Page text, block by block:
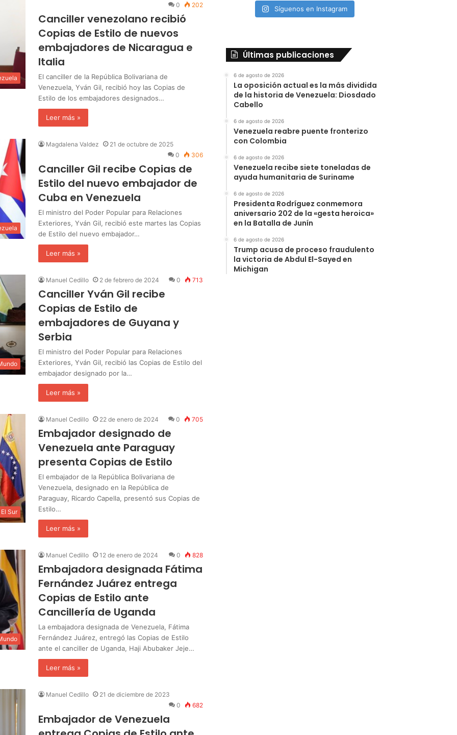
0
202
Canciller venezolano recibió
Copias de Estilo de nuevos
embajadores de Nicaragua e
Italia
El canciller de la República Bolivariana de
Venezuela, Yván Gil, recibió hoy las Copias de
Estilo de los embajadores designados…
Leer más »
Magdalena Valdez
21 de octubre de 2025
0
306
Canciller Gil recibe Copias de
Estilo del nuevo embajador de
Cuba en Venezuela
El ministro del Poder Popular para Relaciones
Exteriores, Yván Gil, recibió este martes las Copias
de Estilo del nuevo embajador…
Leer más »
Manuel Cedillo 2 de febrero de 2024 0 713
Canciller Yván Gil recibe
Copias de Estilo de
embajadores de Guyana y
Serbia
El ministro del Poder Popular para Relaciones
Exteriores, Yván Gil, recibió las Copias de Estilo del
embajador designado por la…
Leer más »
El Sur
Manuel Cedillo 22 de enero de 2024 0 705
Embajador designado de
Venezuela ante Paraguay
presenta Copias de Estilo
El embajador de la República Bolivariana de
Venezuela, designado en la República de
Paraguay, Ricardo Capella, presentó sus Copias de
Estilo…
Leer más »
Manuel Cedillo 12 de enero de 2024 0 828
Embajadora designada Fátima
Fernández Juárez entrega
Copias de Estilo ante
Cancillería de Uganda
La embajadora designada de Venezuela, Fátima
Fernández Juárez, entregó las Copias de Estilo
ante el canciller de Uganda, Haji Abubaker Jeje…
Leer más »
Manuel Cedillo
21 de diciembre de 2023
0
682
Embajador de Venezuela
Síguenos en Instagram
Últimas publicaciones
6 de agosto de 2026
‎La oposición actual es la más dividida
de la historia de Venezuela: Diosdado
Cabello
6 de agosto de 2026
Venezuela reabre puente fronterizo
con Colombia
6 de agosto de 2026
Venezuela recibe siete toneladas de
ayuda humanitaria de Suriname
6 de agosto de 2026
Presidenta Rodríguez conmemora
aniversario 202 de la «gesta heroica»
en la Batalla de Junín
6 de agosto de 2026
Trump acusa de proceso fraudulento
la victoria de Abdul El-Sayed en
Michigan